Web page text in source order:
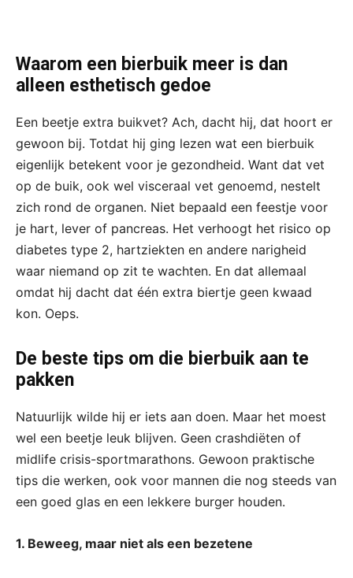
Waarom een bierbuik meer is dan
alleen esthetisch gedoe
Een beetje extra buikvet? Ach, dacht hij, dat hoort er
gewoon bij. Totdat hij ging lezen wat een bierbuik
eigenlijk betekent voor je gezondheid. Want dat vet
op de buik, ook wel visceraal vet genoemd, nestelt
zich rond de organen. Niet bepaald een feestje voor
je hart, lever of pancreas. Het verhoogt het risico op
diabetes type 2, hartziekten en andere narigheid
waar niemand op zit te wachten. En dat allemaal
omdat hij dacht dat één extra biertje geen kwaad
kon. Oeps.
De beste tips om die bierbuik aan te
pakken
Natuurlijk wilde hij er iets aan doen. Maar het moest
wel een beetje leuk blijven. Geen crashdiëten of
midlife crisis-sportmarathons. Gewoon praktische
tips die werken, ook voor mannen die nog steeds van
een goed glas en een lekkere burger houden.
1. Beweeg, maar niet als een bezetene